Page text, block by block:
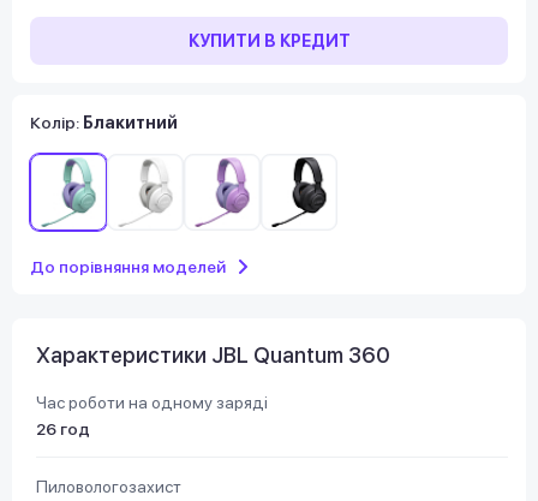
КУПИТИ В КРЕДИТ
Колір: Блакитний
До порівняння моделей
Характеристики JBL Quantum 360
Час роботи на одному заряді
26 год
Пиловологозахист